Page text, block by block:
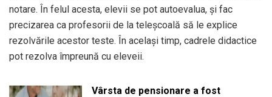
notare. În felul acesta, elevii se pot autoevalua, şi fac
precizarea ca profesorii de la teleşcoală să le explice
rezolvările acestor teste. În acelaşi timp, cadrele didactice
pot rezolva împreună cu eleveii.
Vârsta de pensionare a fost